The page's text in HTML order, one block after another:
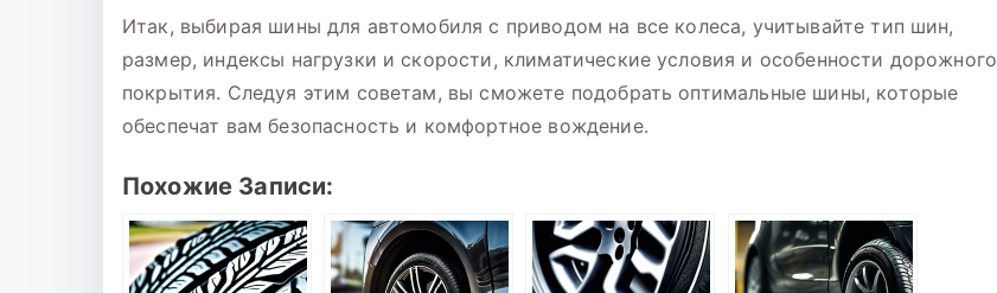
Итак, выбирая шины для автомобиля с приводом на все колеса, учитывайте тип шин,
размер, индексы нагрузки и скорости, климатические условия и особенности дорожного
покрытия. Следуя этим советам, вы сможете подобрать оптимальные шины, которые
обеспечат вам безопасность и комфортное вождение.
Похожие Записи: